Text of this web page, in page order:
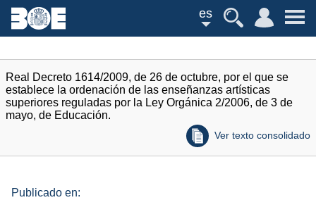
es
Real Decreto 1614/2009, de 26 de octubre, por el que se
establece la ordenación de las enseñanzas artísticas
superiores reguladas por la Ley Orgánica 2/2006, de 3 de
mayo, de Educación.
Ver texto consolidado
Publicado en: